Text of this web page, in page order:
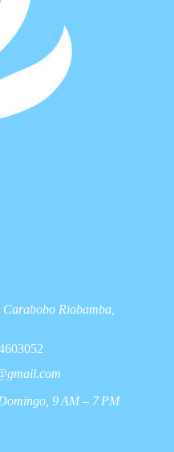
Riobamba,
9 AM – 7 PM